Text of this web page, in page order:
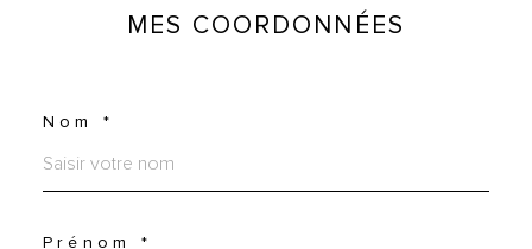
MES COORDONNÉES
Nom *
Prénom *